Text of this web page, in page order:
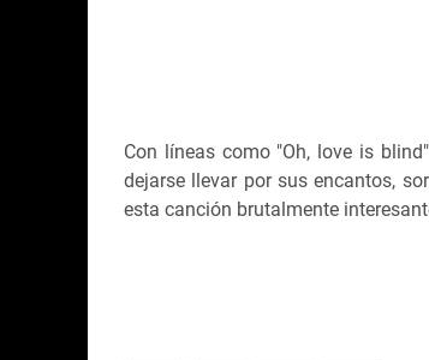
Con líneas como "Oh, love is
dejarse llevar por sus encantos,
esta canción brutalmente